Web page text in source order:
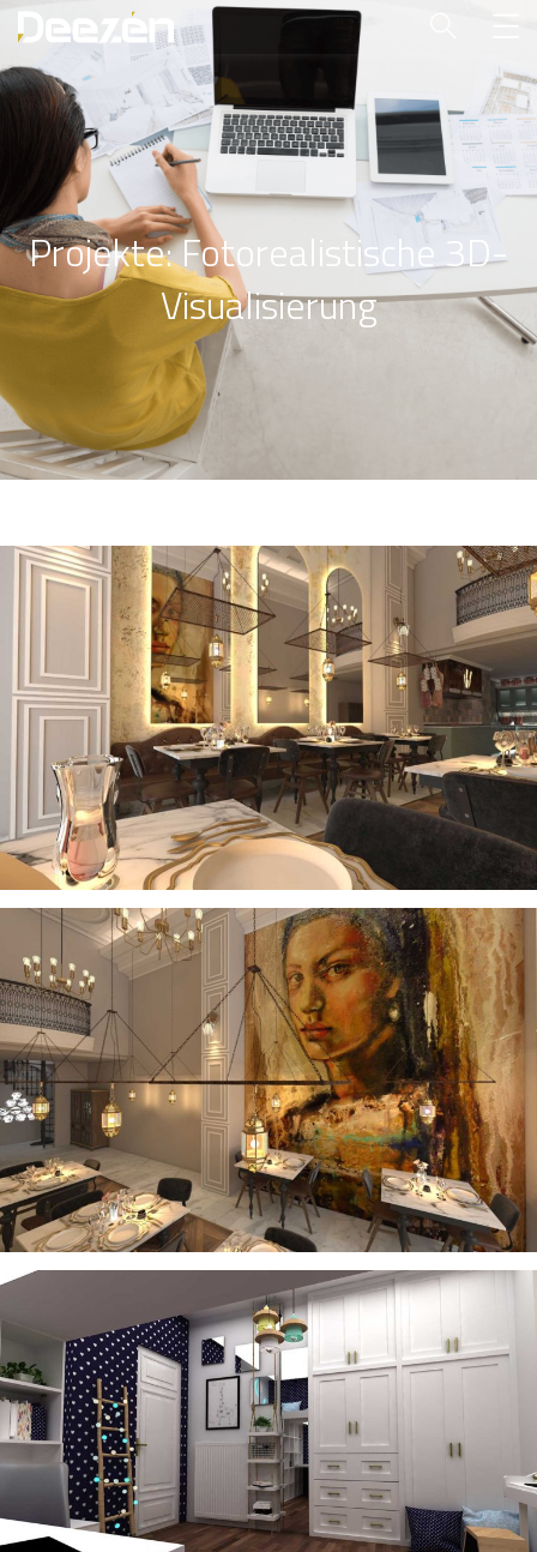
Projekte: Fotorealistische 3D-
Visualisierung